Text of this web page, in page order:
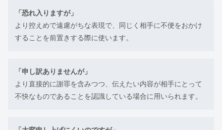
「恐れ入りますが」
より控えめで遠慮がちな表現で、同じく相手に不便をおかけ
することを前置きする際に使います。
「申し訳ありませんが」
より直接的に謝罪を含みつつ、伝えたい内容が相手にとって
不快なものであることを認識している場合に用いられます。